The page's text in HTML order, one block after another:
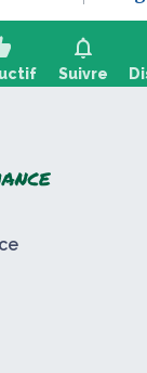
notifications
Suivre